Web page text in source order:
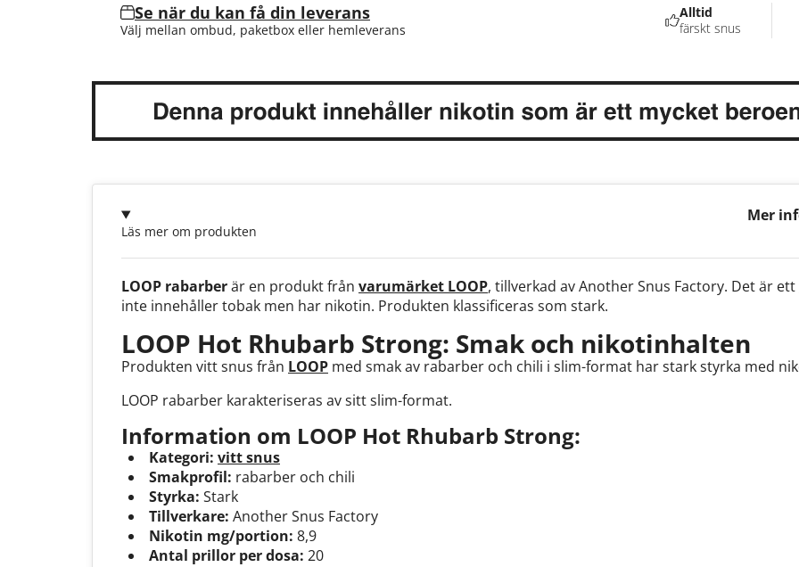
Se när du kan få din leverans
Välj mellan ombud, paketbox eller hemleverans
Mer
Läs mer om produkten
LOOP rabarberär en produkt från varumärket LOOP, tillverkad av Another Snus Factory. Det är ett
inte innehåller tobak men har nikotin. Produkten klassificeras som stark.
LOOP Hot Rhubarb Strong: Smak och nikotinhalten
Produkten vitt snus från LOOP med smak av rabarber och chili i slim-format har stark styrka med
LOOP rabarber karakteriseras av sitt slim-format.
Information om LOOP Hot Rhubarb Strong:
Kategori: vitt snus
Smakprofil: rabarber och chili
Styrka: Stark
Tillverkare: Another Snus Factory
Nikotin mg/portion: 8,9
Antal prillor per dosa: 20
Alltid
färskt snus